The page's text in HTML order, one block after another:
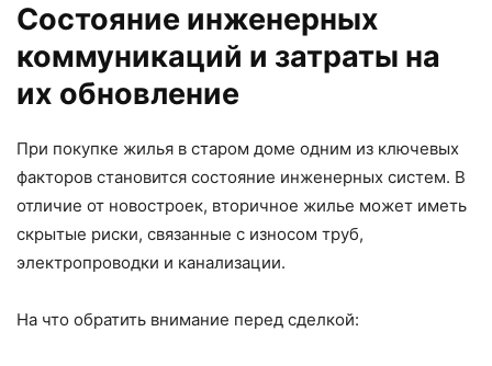
Состояние инженерных
коммуникаций и затраты на
их обновление
При покупке жилья в старом доме одним из ключевых
факторов становится состояние инженерных систем. В
отличие от новостроек, вторичное жилье может иметь
скрытые риски, связанные с износом труб,
электропроводки и канализации.
На что обратить внимание перед сделкой: